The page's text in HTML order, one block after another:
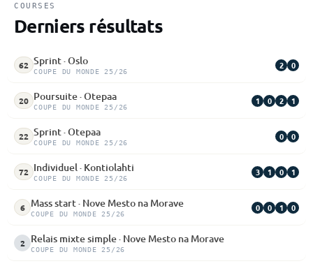
COURSES
Derniers résultats
62 Sprint · Oslo
COUPE DU MONDE 25/26
2 0
20 Poursuite · Otepaa
COUPE DU MONDE 25/26
1 0 2 1
22 Sprint · Otepaa
COUPE DU MONDE 25/26
0 0
72 Individuel · Kontiolahti
COUPE DU MONDE 25/26
3 1 0 1
6 Mass start · Nove Mesto na Morave
COUPE DU MONDE 25/26
0 0 1 0
2 Relais mixte simple · Nove Mesto na Morave
COUPE DU MONDE 25/26